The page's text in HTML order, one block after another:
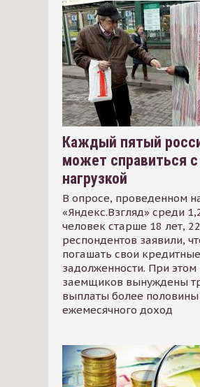
Каждый пятый
может справиться
нагрузкой
В опросе, проведенном
«Яндекс.Взгляд» среди
человек старше 18 лет,
респондентов заявили,
погашать свои кредитные
задолженности. При этом
заемщиков вынуждены
выплаты более половины
ежемесячного доход